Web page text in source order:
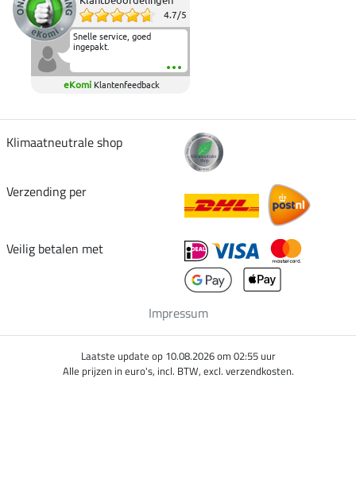
4.7/5
Snelle service, goed
ingepakt.
eKomi Klantenfeedback
Klimaatneutrale shop
Verzending per
Veilig betalen met
Impressum
Laatste update op 10.08.2026 om 02:55 uur
Alle prijzen in euro's, incl. BTW, excl. verzendkosten.